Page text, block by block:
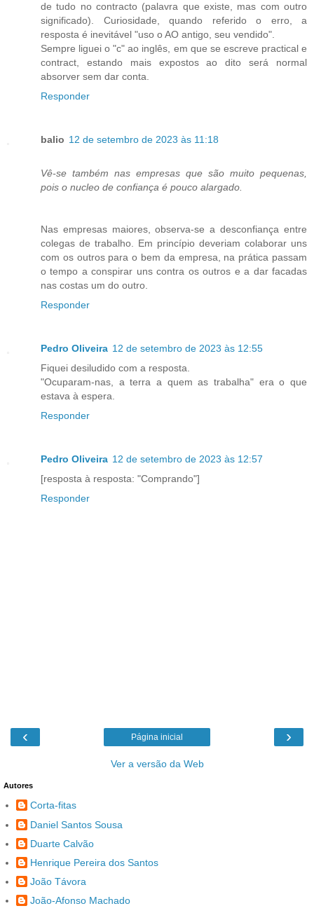
de tudo no contracto (palavra que existe, mas com outro
significado). Curiosidade, quando referido o erro, a
resposta é inevitável "uso o AO antigo, seu vendido".
Sempre liguei o "c" ao inglês, em que se escreve practical e
contract, estando mais expostos ao dito será normal
absorver sem dar conta.
Responder
balio 12 de setembro de 2023 às 11:18
Vê-se também nas empresas que são muito pequenas,
pois o nucleo de confiança é pouco alargado.
Nas empresas maiores, observa-se a desconfiança entre
colegas de trabalho. Em princípio deveriam colaborar uns
com os outros para o bem da empresa, na prática passam
o tempo a conspirar uns contra os outros e a dar facadas
nas costas um do outro.
Responder
Pedro Oliveira 12 de setembro de 2023 às 12:55
Fiquei desiludido com a resposta.
"Ocuparam-nas, a terra a quem as trabalha" era o que
estava à espera.
Responder
Pedro Oliveira 12 de setembro de 2023 às 12:57
[resposta à resposta: "Comprando"]
Responder
‹ ›
Página inicial
Ver a versão da Web
Autores
Corta-fitas
Daniel Santos Sousa
Duarte Calvão
Henrique Pereira dos Santos
João Távora
João-Afonso Machado